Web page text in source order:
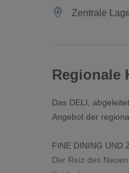
Zentrale
Regionale
Das DELI,
Angebot der
FINE DINING UND
Der Reiz des